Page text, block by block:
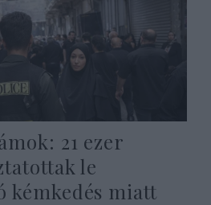
21 ezer
le
kémkedés miatt